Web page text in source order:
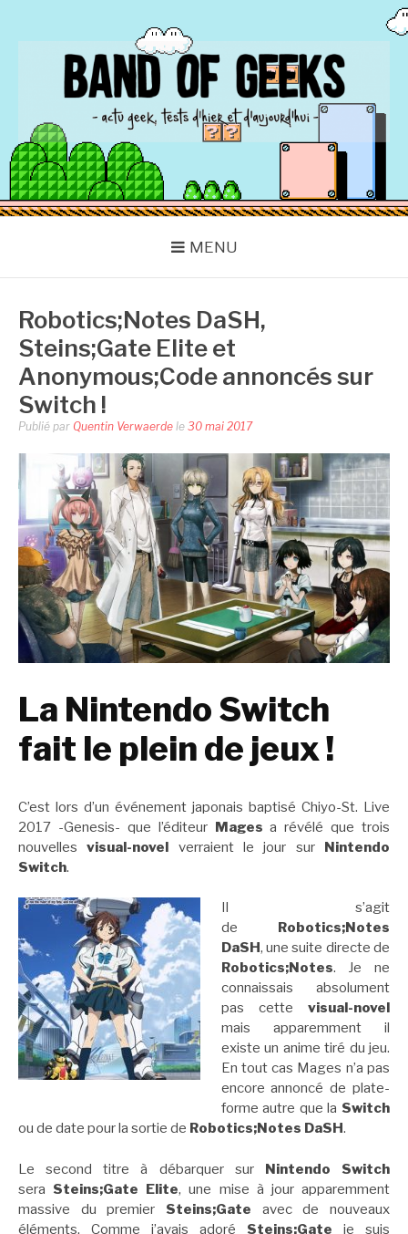
BAND OF GEEKS
Actu Geek d'hier et d'aujourd'hui
MENU
Robotics;Notes DaSH,
Steins;Gate Elite et
Anonymous;Code annoncés sur
Switch !
Publié par Quentin Verwaerde le 30 mai 2017
La Nintendo Switch
fait le plein de jeux !
C’est lors d’un événement japonais baptisé Chiyo-St. Live
2017 -Genesis- que l’éditeur Mages a révélé que trois
nouvellesvisual-novel verraient le jour sur Nintendo
Switch.
Il s’agit
de Robotics;Notes
DaSH, une suite directe de
Robotics;Notes. Je ne
connaissais absolument
pas cette visual-novel
mais apparemment il
existe un anime tiré du jeu.
En tout cas Mages n’a pas
encore annoncé de plate-
forme autre que la Switch
ou de date pour la sortie de Robotics;Notes DaSH.
Le second titre à débarquer sur Nintendo Switch
sera Steins;Gate Elite, une mise à jour apparemment
massive du premier Steins;Gate avec de nouveaux
éléments. Comme j’avais adoré Steins;Gate je suis